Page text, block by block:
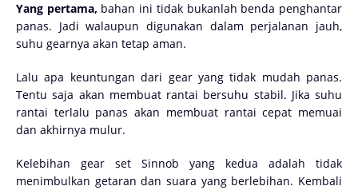
Yang pertama, bahan ini tidak bukanlah benda penghantar
panas. Jadi walaupun digunakan dalam perjalanan jauh,
suhu gearnya akan tetap aman.
Lalu apa keuntungan dari gear yang tidak mudah panas.
Tentu saja akan membuat rantai bersuhu stabil. Jika suhu
rantai terlalu panas akan membuat rantai cepat memuai
dan akhirnya mulur.
Kelebihan gear set Sinnob yang kedua adalah tidak
menimbulkan getaran dan suara yang berlebihan. Kembali